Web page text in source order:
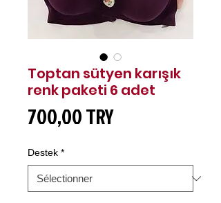
Toptan sütyen karışık
renk paketi 6 adet
700,00 TRYPrix
Destek *